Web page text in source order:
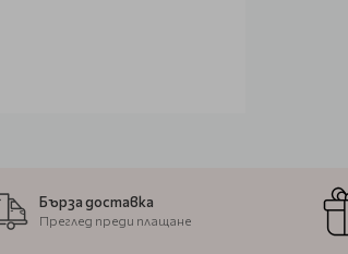
Бърза доставка
Преглед преди плащане